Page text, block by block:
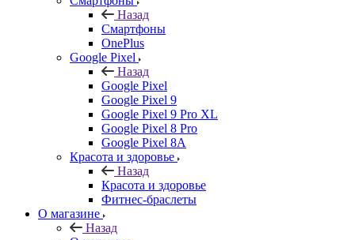
Назад
Смартфоны
OnePlus
Google Pixel
Назад
Google Pixel
Google Pixel 9
Google Pixel 9 Pro XL
Google Pixel 8 Pro
Google Pixel 8A
Красота и здоровье
Назад
Красота и здоровье
Фитнес-браслеты
О магазине
Назад